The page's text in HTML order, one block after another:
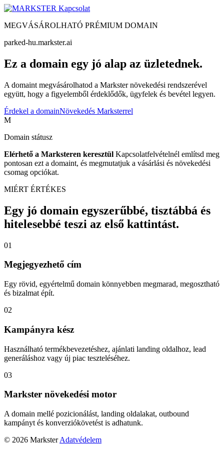
Kapcsolat
MEGVÁSÁROLHATÓ PRÉMIUM DOMAIN
parked-hu.markster.ai
Ez a domain egy jó alap az üzletednek.
A domaint megvásárolhatod a Markster növekedési rendszerével
együtt, hogy a figyelemből érdeklődők, ügyfelek és bevétel legyen.
Érdekel a domainNövekedés Marksterrel
M
Domain státusz
Elérhető a Marksteren keresztül Kapcsolatfelvételnél említsd meg
pontosan ezt a domaint, és megmutatjuk a vásárlási és növekedési
csomag opciókat.
MIÉRT ÉRTÉKES
Egy jó domain egyszerűbbé, tisztábbá és
hitelesebbé teszi az első kattintást.
01
Megjegyezhető cím
Egy rövid, egyértelmű domain könnyebben megmarad, megosztható
és bizalmat épít.
02
Kampányra kész
Használható termékbevezetéshez, ajánlati landing oldalhoz, lead
generáláshoz vagy új piac teszteléséhez.
03
Markster növekedési motor
A domain mellé pozicionálást, landing oldalakat, outbound
kampányt és konverziókövetést is adhatunk.
© 2026 Markster Adatvédelem